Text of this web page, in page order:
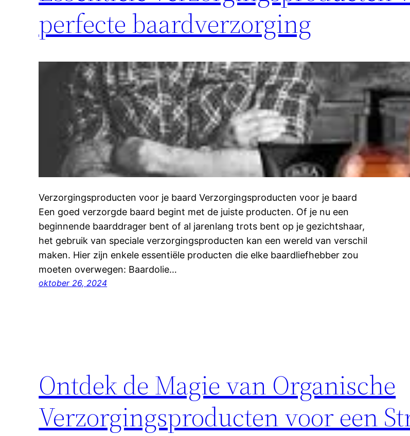
perfecte baardverzorging
Verzorgingsproducten voor je baard Verzorgingsproducten voor je baard
Een goed verzorgde baard begint met de juiste producten. Of je nu een
beginnende baarddrager bent of al jarenlang trots bent op je gezichtshaar,
het gebruik van speciale verzorgingsproducten kan een wereld van verschil
maken. Hier zijn enkele essentiële producten die elke baardliefhebber zou
moeten overwegen: Baardolie…
oktober 26, 2024
Ontdek de Magie van Organische
Verzorgingsproducten voor een